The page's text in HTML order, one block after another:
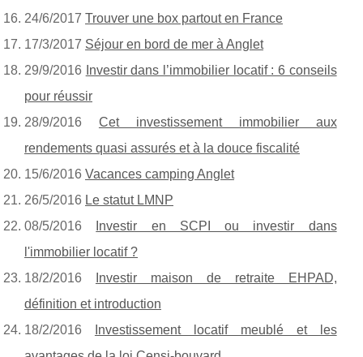
24/6/2017 Trouver une box partout en France
17/3/2017 Séjour en bord de mer à Anglet
29/9/2016
Investir dans l’immobilier locatif : 6 conseils
pour réussir
28/9/2016 Cet investissement immobilier aux
rendements quasi assurés et à la douce fiscalité
15/6/2016 Vacances camping Anglet
26/5/2016 Le statut LMNP
08/5/2016
Investir en SCPI ou investir dans
l'immobilier locatif ?
18/2/2016
Investir maison de retraite EHPAD,
définition et introduction
18/2/2016
Investissement locatif meublé et les